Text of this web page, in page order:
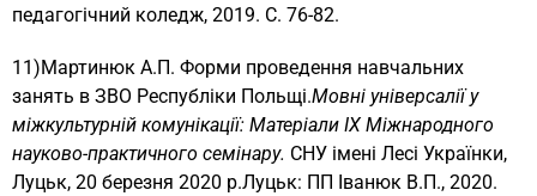
педагогічний коледж, 2019. С. 76-82.
11)Мартинюк А.П. Форми проведення навчальних
занять в ЗВО Республіки Польщі.Мовні універсалії у
міжкультурній комунікації: Матеріали IX Міжнародного
науково-практичного семінару. СНУ імені Лесі Українки,
Луцьк, 20 березня 2020 р.Луцьк: ПП Іванюк В.П., 2020.